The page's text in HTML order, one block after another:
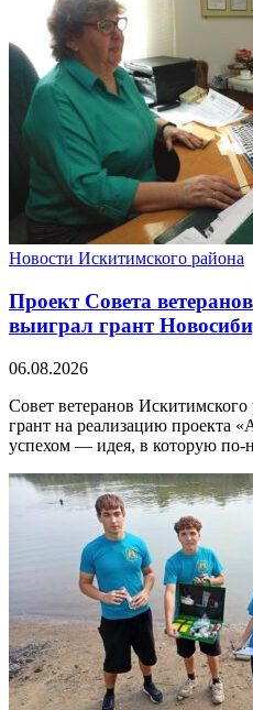
Новости Искитимского района
Проект Совета
выиграл грант
06.08.2026
Совет ветеранов
грант на реализацию проекта
успехом — идея, в которую по-